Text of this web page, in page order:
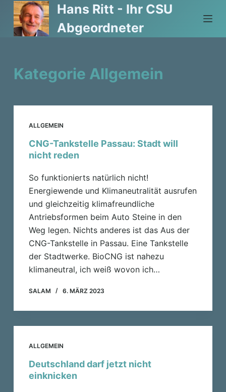
Z
u
m
Hans Ritt - Ihr CSU
Abgeordneter
Kategorie Allgemein
ALLGEMEIN
CNG-Tankstelle Passau: Stadt will
nicht reden
So funktionierts natürlich nicht!
Energiewende und Klimaneutralität ausrufen
und gleichzeitig klimafreundliche
Antriebsformen beim Auto Steine in den
Weg legen. Nichts anderes ist das Aus der
CNG-Tankstelle in Passau. Eine Tankstelle
der Stadtwerke. BioCNG ist nahezu
klimaneutral, ich weiß wovon ich…
SALAM 6. MÄRZ 2023
ALLGEMEIN
Deutschland darf jetzt nicht
einknicken